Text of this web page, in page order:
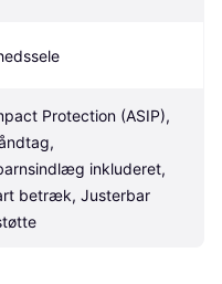
Protection (ASIP),
inkluderet,
betræk, Justerbar